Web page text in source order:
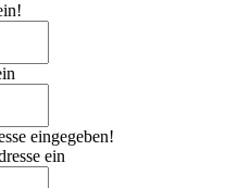
eingegeben!
ein